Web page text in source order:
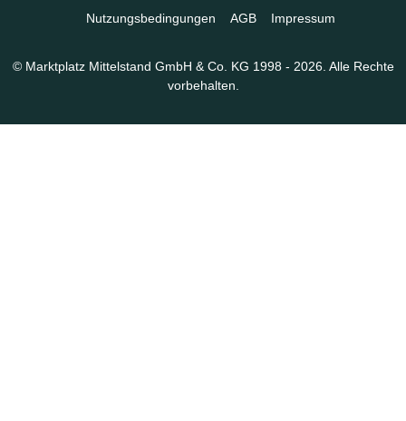
Nutzungsbedingungen
AGB Impressum
© Marktplatz Mittelstand GmbH & Co. KG 1998 - 2026. Alle Rechte
vorbehalten.